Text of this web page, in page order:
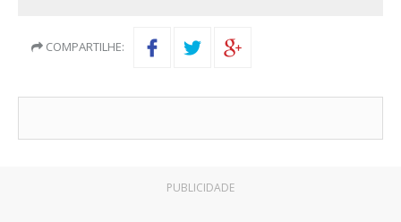
COMPARTILHE:
PUBLICIDADE